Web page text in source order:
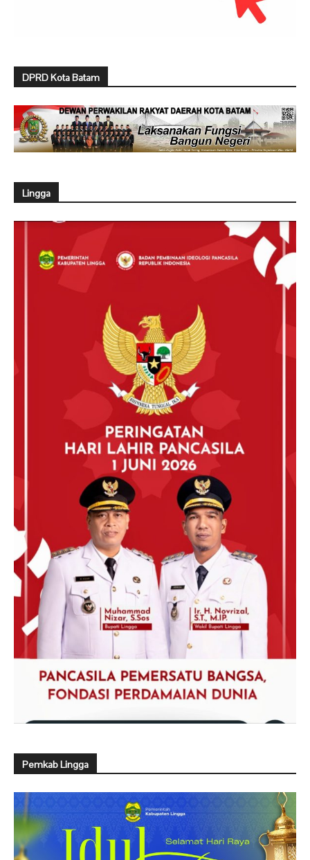
DPRD Kota Batam
Lingga
Pemkab Lingga